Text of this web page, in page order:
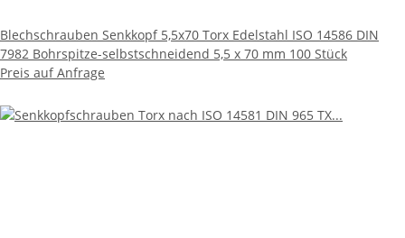
Blechschrauben Senkkopf 5,5x70 Torx Edelstahl ISO 14586 DIN
7982 Bohrspitze-selbstschneidend 5,5 x 70 mm 100 Stück
Preis auf Anfrage